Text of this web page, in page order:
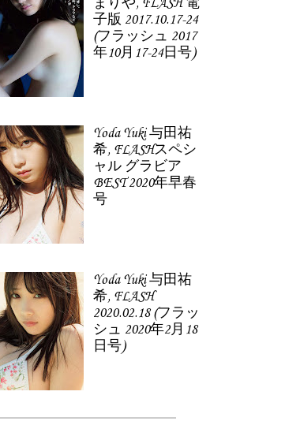
まりや, FLASH 電
子版 2017.10.17-24
(フラッシュ 2017
年10月17-24日号)
Yoda Yuki 与田祐
希, FLASHスペシ
ャル グラビア
BEST 2020年早春
号
Yoda Yuki 与田祐
希, FLASH
2020.02.18 (フラッ
シュ 2020年2月18
日号)